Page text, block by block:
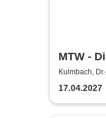
MTW -
Kulmbach,
17.04.2027